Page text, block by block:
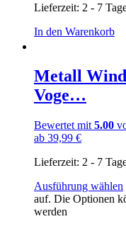
Lieferzeit: 2 - 7
In den Warenkorb
Metall
Voge…
Bewertet mit 5.00
ab 39,99 €
Lieferzeit: 2 - 7
Ausführung wählen
auf. Die Optionen
werden